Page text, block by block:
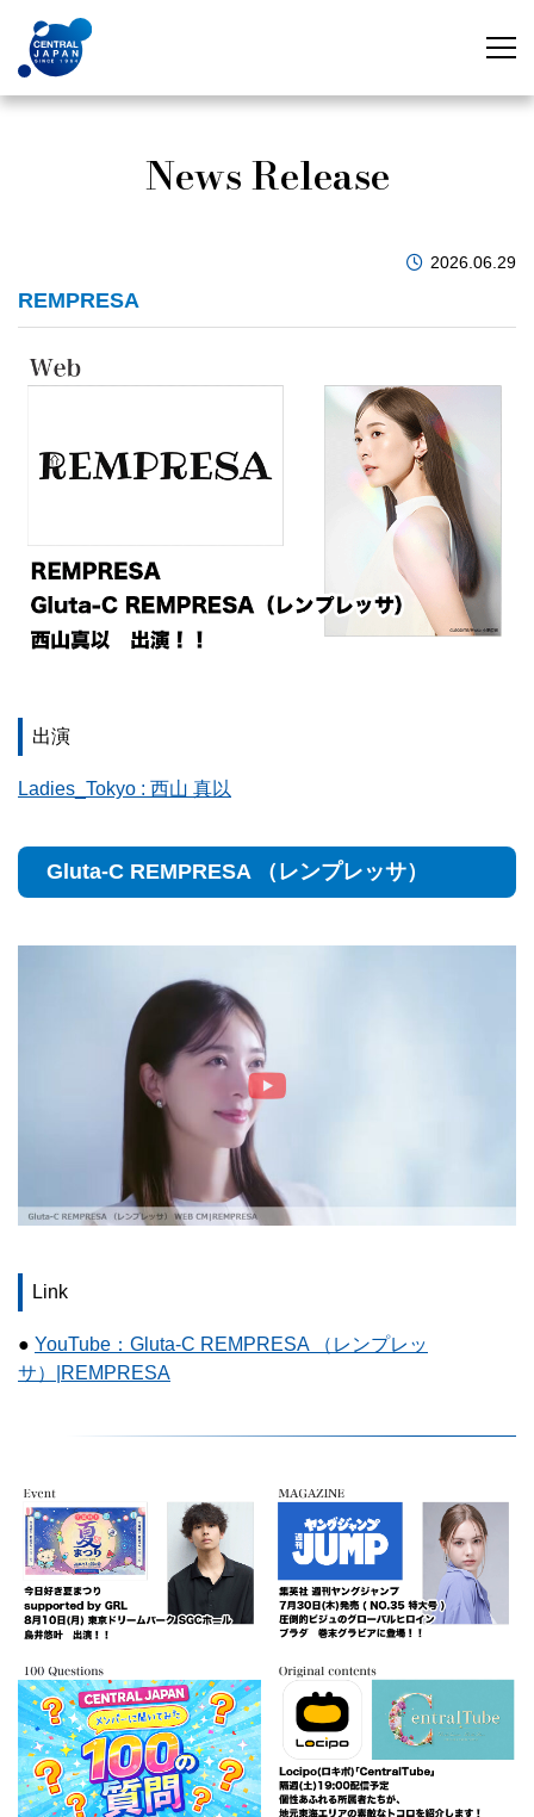
News Release
2026.06.29
REMPRESA
出演
Ladies_Tokyo : 西山 真以
Gluta-C REMPRESA （レンプレッサ）
Link
● YouTube：Gluta-C REMPRESA （レンプレッ
サ）|REMPRESA